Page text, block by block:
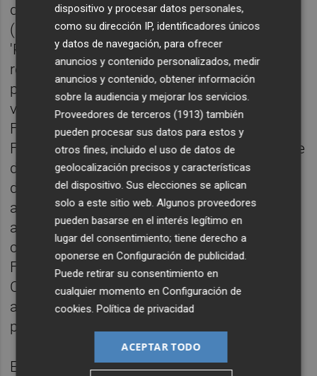
dónde vamos, coyote?', de Jonah Malak
(Canadá); 'Amora', de Ana Petta (Brasil); y
'Runa simi', de Augusto Zegarra (Perú),
reforzando el diálogo global que atraviesa la
programación del festival. El cortometraje
vuelve a tener un papel protagonista en
Fragments, sección presentada por
Fundación SGAE que actúa como espacio de
descubrimiento y experimentación. En esta
décima edición, la sección refuerza su
apuesta por el formato breve y amplía su
alcance con la incorporación del
cortometraje documental nacional.
Fragments reunirá en el Centre del Carme
Cultura Contemporània (CCCC), con el
apoyo del Consorci de Museus, una
panorámica completa del género.
En el apartado valenciano participan
dispositivo y procesar datos personales,
como su dirección IP, identificadores únicos
y datos de navegación, para ofrecer
anuncios y contenido personalizados, medir
anuncios y contenido, obtener información
sobre la audiencia y mejorar los servicios.
Proveedores de terceros (1913) también
pueden procesar sus datos para estos y
otros fines, incluido el uso de datos de
geolocalización precisos y características
del dispositivo. Sus elecciones se aplican
solo a este sitio web. Algunos proveedores
pueden basarse en el interés legítimo en
lugar del consentimiento; tiene derecho a
oponerse enConfiguración de publicidad
Puede retirar su consentimiento en
cualquier momento enConfiguración de
cookies .Política de privacidad
ACEPTAR TODO